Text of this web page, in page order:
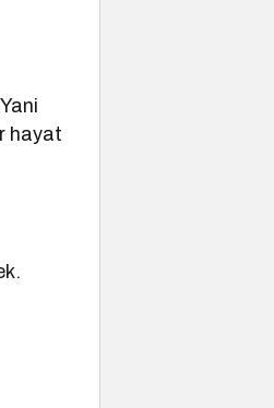
hayat